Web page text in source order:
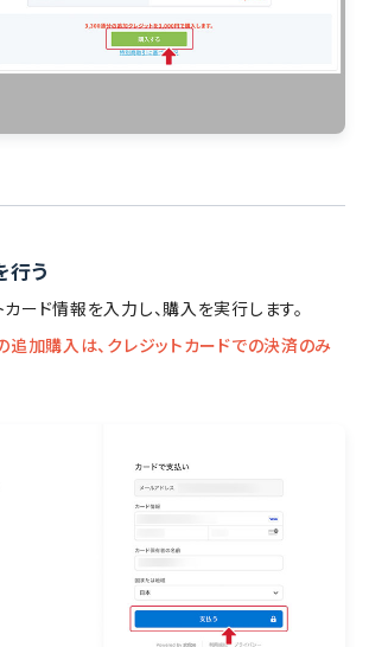
行う
ード情報を入力し、購入を実行します。
加購入は、クレジットカードでの決済のみ